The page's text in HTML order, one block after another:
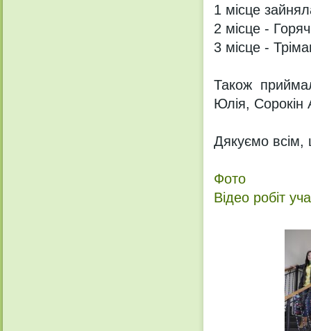
1 місце
2 місце -
3 місце -
Також
Юлія, Сорокін
Дякуємо всім,
Фото
Відео робіт